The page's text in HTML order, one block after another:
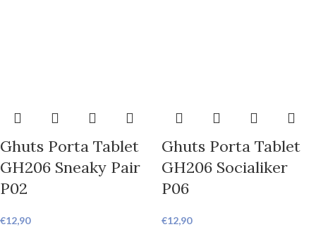
Ghuts Porta Tablet
GH206 Sneaky Pair
P02
€12,90
Ghuts Porta Tablet
GH206 Socialiker
P06
€12,90